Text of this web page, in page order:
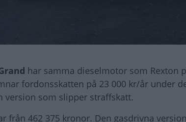
har samma dieselmotor som Rexton
fordonsskatten på 23 000 kr/år under
version som slipper straffskatt.
från 462 375 kronor. Den gasdrivna